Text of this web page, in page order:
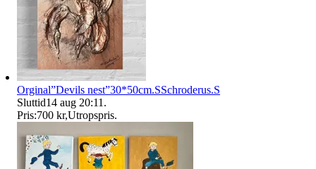
Orginal”Devils nest”30*50cm.SSchroderus.S
Sluttid14 aug 20:11 .
Pris:700 kr,Utropspris.